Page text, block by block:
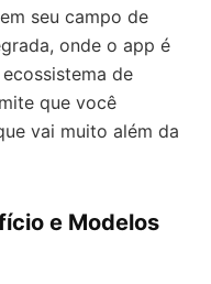
seu campo de
onde o app é
de
que você
vai muito além da
e Modelos